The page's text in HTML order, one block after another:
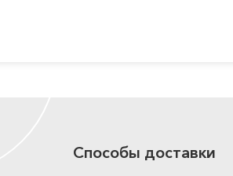
Способы доставки